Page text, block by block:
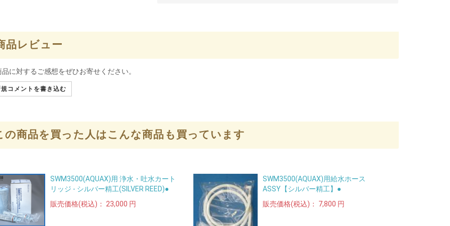
品レビュー
に対するご感想をぜひお寄せください。
コメントを書き込む
商品を買った人はこんな商品も買っています
SWM3500(AQUAX)用 浄水・吐水カート
リッジ - シルバー精工(SILVER REED)●
販売価格(税込)：
23,000 円
SWM3500(AQUAX)用給水ホース
ASSY【シルバー精工】●
販売価格(税込)：
7,800 円